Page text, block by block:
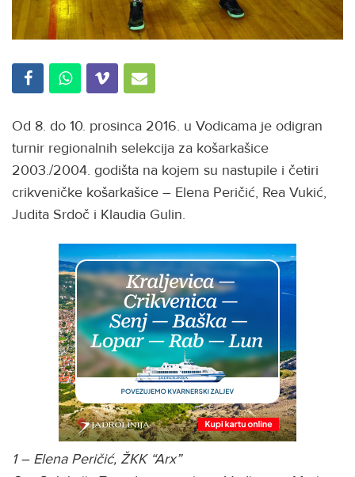
Od 8. do 10. prosinca 2016. u Vodicama je odigran
turnir regionalnih selekcija za košarkašice
2003./2004. godišta na kojem su nastupile i četiri
crikveničke košarkašice – Elena Peričić, Rea Vukić,
Judita Srdoč i Klaudia Gulin.
1 – Elena Peričić, ŽKK “Arx”